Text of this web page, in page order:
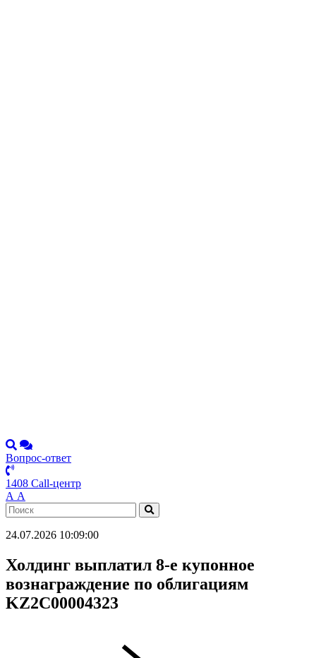
Вопрос-ответ
1408 Call-центр
А А
24.07.2026 10:09:00
Холдинг выплатил 8-е купонное
вознаграждение по облигациям
KZ2C00004323